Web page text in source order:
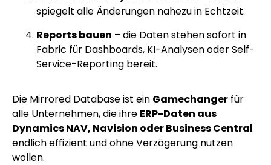
spiegelt alle Änderungen nahezu in Echtzeit.
Reports bauen – die Daten stehen sofort in
Fabric für Dashboards, KI-Analysen oder Self-
Service-Reporting bereit.
Die Mirrored Database ist ein Gamechanger für
alle Unternehmen, die ihre ERP-Daten aus
Dynamics NAV, Navision oder Business Central
endlich effizient und ohne Verzögerung nutzen
wollen.